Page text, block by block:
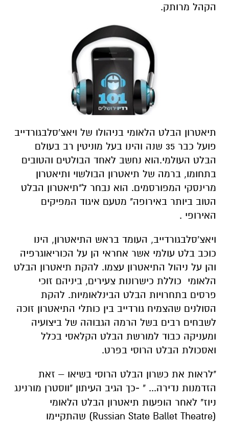
הקהל מרותק.
תיאטרון הבלט הלאומי בניהולו של ויאצ'סלבגורדייב
פועל כבר 35 שנה והינו בעל מוניטין רב בעולם
הבלט העולמי.הוא נחשב לאחד הבולטים והטובים
בתחומו, ברמה של תיאטרון הבולשוי ותיאטרון
מרינסקי המפורסמים. הוא נבחר ל"תיאטרון הבלט
הטוב ביותר באירופה" מטעם איגוד המפיקים
האירופי .
ויאצ'סלבגורדייב, העומד בראש התיאטרון, הינו
כוכב בלט עולמי אשר אחראי הן על הכוריאוגרפיה
והן על ניהול התיאטרון עצמו. להקת תיאטרון הבלט
הלאומי כוללת כישרונות צעירים, ביניהם זוכי
פרסים בתחרויות הבלט הבינלאומיות. להקת
הסולנים שהצמיח גורדייב בין כותלי התיאטרון זוכה
לשבחים רבים בשל הרמה הגבוהה של ביצועיה
ומעניקה כבוד למורשת הבלט הקלאסי בכלל
ואסכולת הבלט הרוסי בפרט.
"לראות את כשרון הבלט הרוסי בשיאו – זאת
הזדמנות נדירה... " -כך הגיב העיתון "ווסטרן מורנינג
ניוז" לאחר הופעות תיאטרון הבלט הלאומי
(Russian State Ballet Theatre) שהתקיימו